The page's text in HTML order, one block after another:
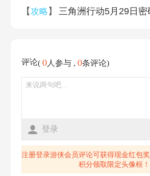
4月27日
4月23日
4月18日
4月16日
【攻略 】 三角洲行动5月29日密
评论( 0人参与 , 0条评论)
登录
注册登录游侠会员评论可获得现金红包
积分领取限定头像框！